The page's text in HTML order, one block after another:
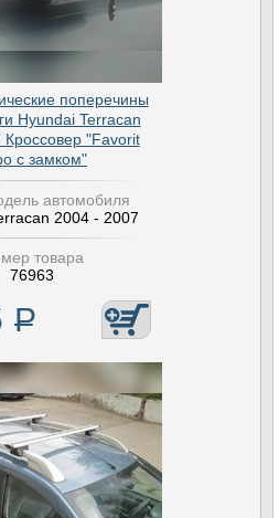
поперечины
Hyundai Terracan
Кроссовер "Favorit
с замком"
автомобиля
2004 - 2007
товара
76963
Р